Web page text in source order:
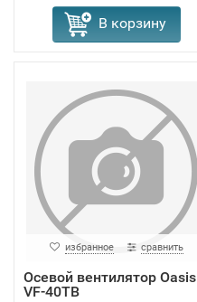
В корзину
избранное сравнить
Осевой вентилятор Oasis
VF-40TB